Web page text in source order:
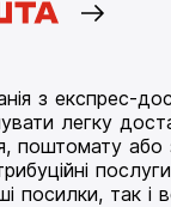
з експрес-
легку
поштомату
посилки, так і